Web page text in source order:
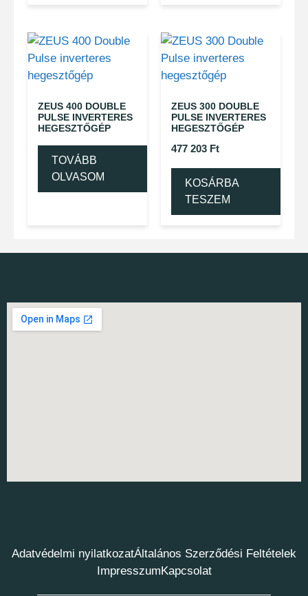
ZEUS 400 DOUBLE
PULSE INVERTERES
HEGESZTŐGÉP
TOVÁBB
OLVASOM
ZEUS 300 DOUBLE
PULSE INVERTERES
HEGESZTŐGÉP
477 203 Ft
KOSÁRBA
TESZEM
Adatvédelmi nyilatkozatÁltalános Szerződési Feltételek
Impresszum Kapcsolat